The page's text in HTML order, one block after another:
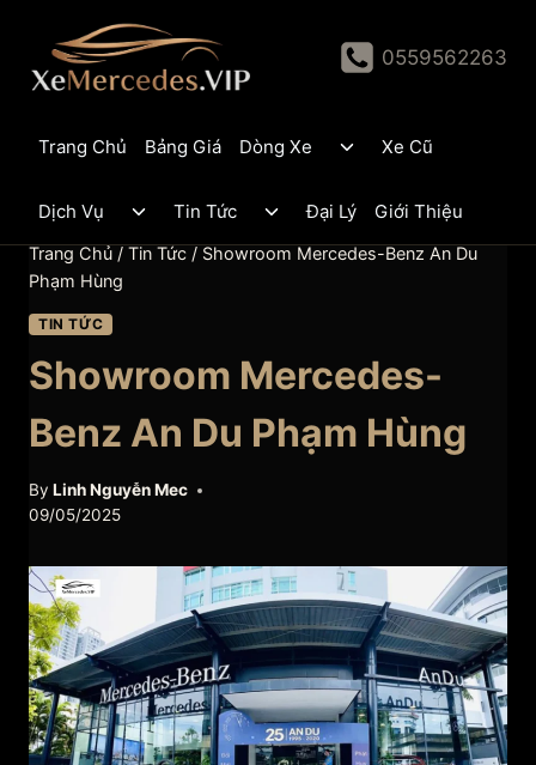
content
0559562263
Trang Chủ Bảng Giá Dòng Xe
ToggleXe Cũ
Dịch Vụ
Toggle
menu
Tin Tức
Toggle
menu
Đại Lý Giới Thiệu
Trang Chủ / Tin Tức / Showroom Mercedes-Benz An Du
Phạm Hùng
TIN TỨC
Showroom Mercedes-
Benz An Du Phạm Hùng
By Linh Nguyễn Mec
09/05/2025